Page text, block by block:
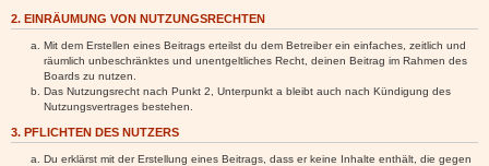
2. EINRÄUMUNG VON NUTZUNGSRECHTEN
Mit dem Erstellen eines Beitrags erteilst du dem Betreiber ein einfaches, zeitlich und
räumlich unbeschränktes und unentgeltliches Recht, deinen Beitrag im Rahmen des
Boards zu nutzen.
Das Nutzungsrecht nach Punkt 2, Unterpunkt a bleibt auch nach Kündigung des
Nutzungsvertrages bestehen.
3. PFLICHTEN DES NUTZERS
Du erklärst mit der Erstellung eines Beitrags, dass er keine Inhalte enthält, die gegen